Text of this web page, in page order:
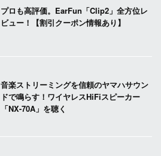
プロも高評価。EarFun「Clip2」全方位レ
ビュー！【割引クーポン情報あり】
音楽ストリーミングを信頼のヤマハサウン
ドで鳴らす！ワイヤレスHiFiスピーカー
「NX-70A」を聴く